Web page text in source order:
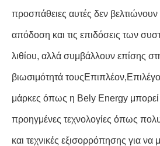
προσπάθειες αυτές δεν
απόδοση και τις επιδόσεις των
λιθίου, αλλά συμβάλλουν επίσης
βιωσιμότητά
μάρκες όπως η Bely Energy
προηγμένες τεχνολογίες όπως
και τεχνικές εξισορρόπησης για να